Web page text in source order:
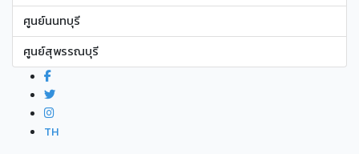
ศูนย์นนทบุรี
ศูนย์สุพรรณบุรี
TH